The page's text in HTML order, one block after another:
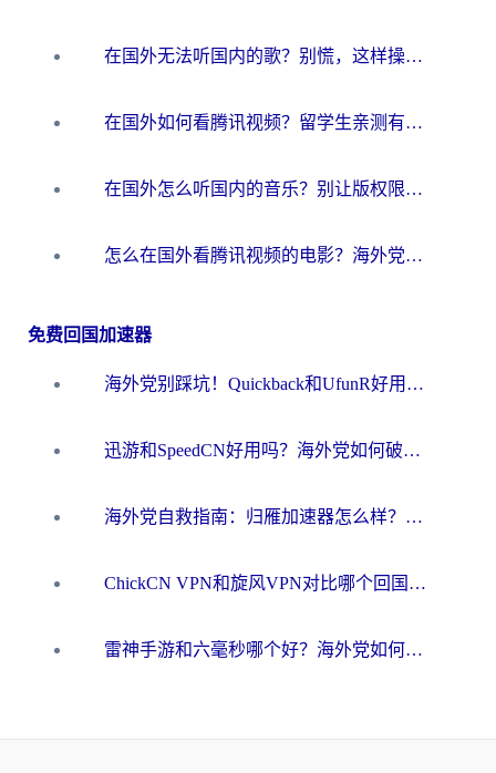
在国外无法听国内的歌？别慌，这样操作就能畅听QQ音乐（附亲测加速器推荐）
在国外如何看腾讯视频？留学生亲测有效的回国加速方案
在国外怎么听国内的音乐？别让版权限制断了你的华语歌单
怎么在国外看腾讯视频的电影？海外党亲测有效的回国加速指南
免费回国加速器
海外党别踩坑！Quickback和UfunR好用吗？选对回国加速器才能无缝刷国内资源
迅游和SpeedCN好用吗？海外党如何破解那道看不见的墙
海外党自救指南：归雁加速器怎么样？教你避开坑实现国内资源无缝访问
ChickCN VPN和旋风VPN对比哪个回国效果更好？海外用户的选择困境与出路
雷神手游和六毫秒哪个好？海外党如何真正解锁国内资源